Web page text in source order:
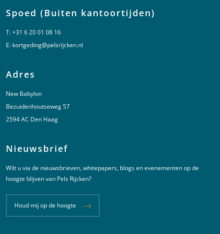
Spoed (Buiten kantoortijden)
T:+31 6 20 01 08 16
E: kortgeding@pelsrijcken.nl
Adres
New Babylon
Bezuidenhoutseweg 57
2594 AC Den Haag
Nieuwsbrief
Wilt u via de nieuwsbrieven, whitepapers, blogs en evenementen op de
hoogte blijven van Pels Rijcken?
Houd mij op de hoogte